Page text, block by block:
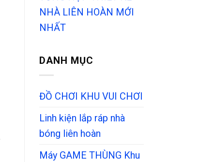
NHÀ LIÊN HOÀN MỚI
NHẤT
DANH MỤC
ĐỒ CHƠI KHU VUI CHƠI
Linh kiện lắp ráp nhà
bóng liên hoàn
Máy GAME THÙNG Khu